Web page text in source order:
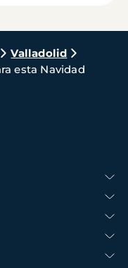
Valladolid
esta Navidad